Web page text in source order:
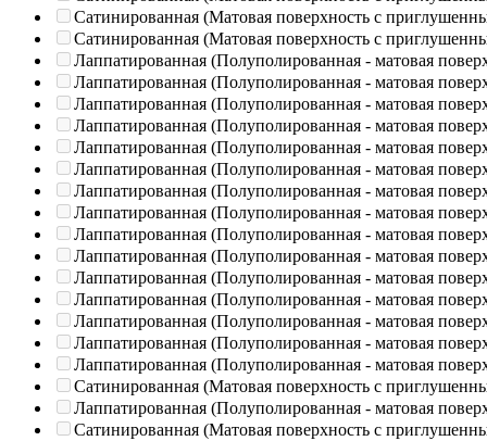
Сатинированная (Матовая поверхность с
Сатинированная (Матовая поверхность с
Лаппатированная (Полуполированная - матовая
Лаппатированная (Полуполированная - матовая
Лаппатированная (Полуполированная - матовая
Лаппатированная (Полуполированная - матовая
Лаппатированная (Полуполированная - матовая
Лаппатированная (Полуполированная - матовая
Лаппатированная (Полуполированная - матовая
Лаппатированная (Полуполированная - матовая
Лаппатированная (Полуполированная - матовая
Лаппатированная (Полуполированная - матовая
Лаппатированная (Полуполированная - матовая
Лаппатированная (Полуполированная - матовая
Лаппатированная (Полуполированная - матовая
Лаппатированная (Полуполированная - матовая
Лаппатированная (Полуполированная - матовая
Сатинированная (Матовая поверхность с
Лаппатированная (Полуполированная - матовая
Сатинированная (Матовая поверхность с